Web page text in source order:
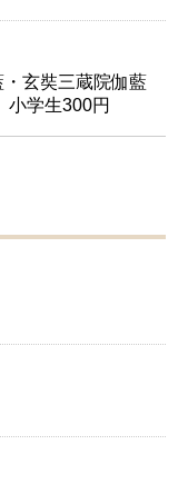
玄奘三蔵院伽藍
学生300円